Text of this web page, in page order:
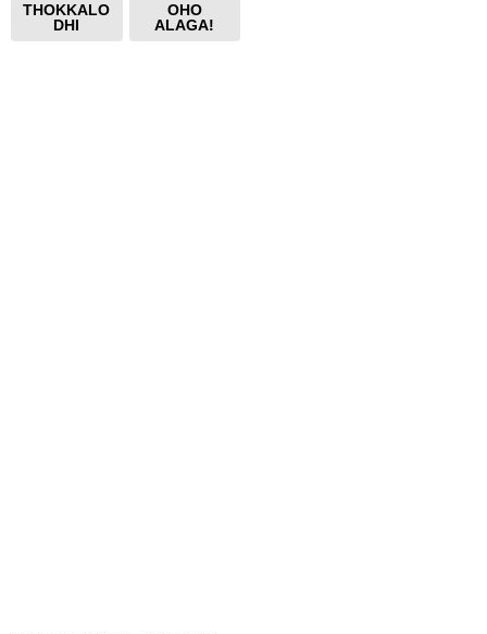
THOKKALO
DHI
OHO
ALAGA!